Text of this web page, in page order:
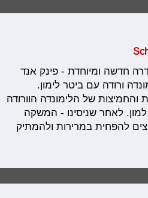
חדשה ומיוחדת - פינק אנד
ורודה עם ביטר לימון.
של הלימונדה הוורודה
לאחר שניסינו - המשקה
להפחית במרירות ולהמתיק